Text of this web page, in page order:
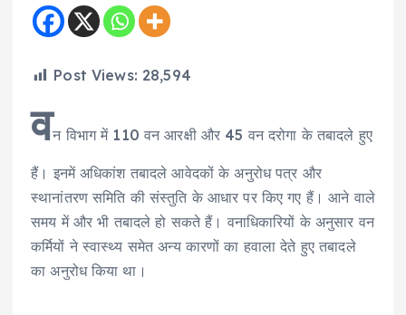
Post Views: 28,594
वन विभाग में 110 वन आरक्षी और 45 वन दरोगा के तबादले हुए
हैं। इनमें अधिकांश तबादले आवेदकों के अनुरोध पत्र और
स्थानांतरण समिति की संस्तुति के आधार पर किए गए हैं। आने वाले
समय में और भी तबादले हो सकते हैं। वनाधिकारियों के अनुसार वन
कर्मियों ने स्वास्थ्य समेत अन्य कारणों का हवाला देते हुए तबादले
का अनुरोध किया था।